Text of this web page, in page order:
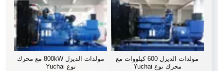
مولدات الديزل 600 كيلووات مع
محرك نوع Yuchai
مولدات الديزل 800kW مع محرك
نوع Yuchai